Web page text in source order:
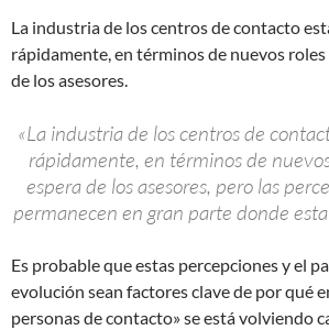
La industria de los centros de contacto
rápidamente, en términos de nuevos roles
de los asesores.
«La industria de los centros de
rápidamente, en términos de
espera de los asesores, pero las
permanecen en gran parte donde
Es probable que estas percepciones y el
evolución sean factores clave de por qué
personas de contacto» se está volviendo